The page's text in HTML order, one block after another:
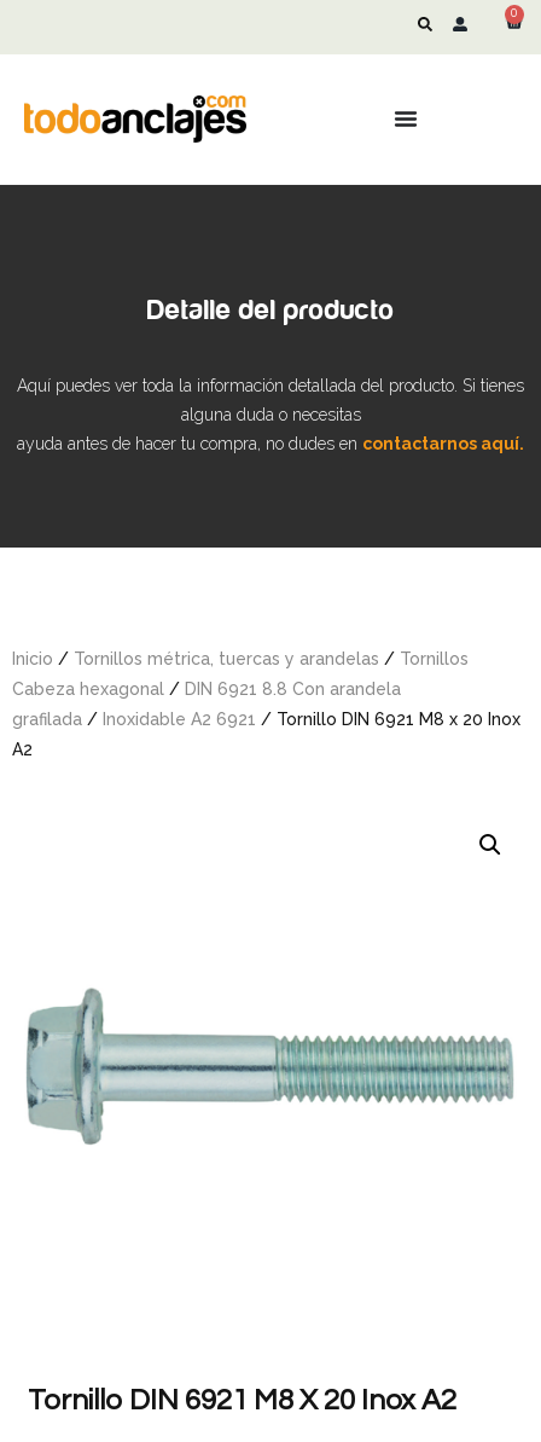
0
Detalle del producto
Aquí puedes ver toda la información detallada del producto. Si tienes
alguna duda o necesitas
ayuda antes de hacer tu compra, no dudes en contactarnos aquí.
Inicio / Tornillos métrica, tuercas y arandelas / Tornillos
Cabeza hexagonal / DIN 6921 8.8 Con arandela
grafilada / Inoxidable A2 6921 / Tornillo DIN 6921 M8 x 20 Inox
A2
Tornillo DIN 6921 M8 X 20 Inox A2